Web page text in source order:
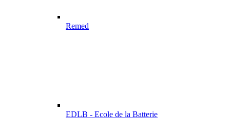
Remed
EDLB - Ecole de la Batterie